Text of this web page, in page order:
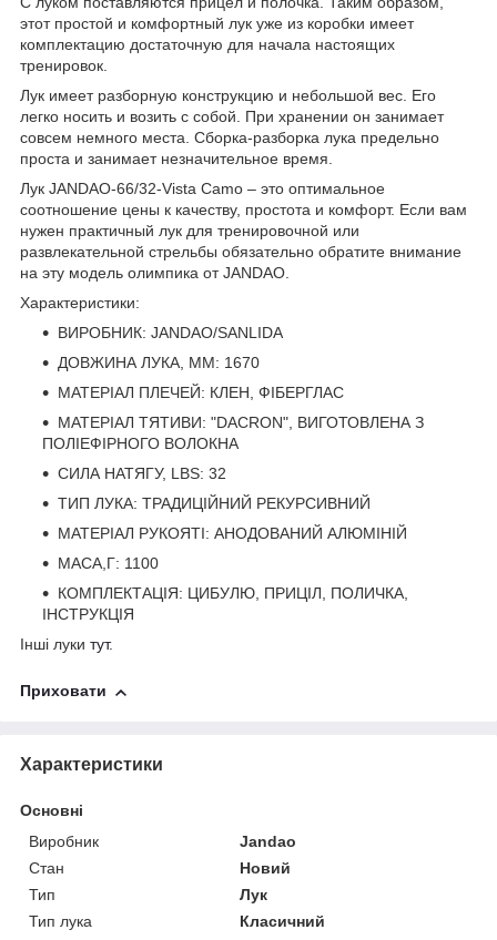
этот простой и комфортный лук уже из коробки имеет
комплектацию достаточную для начала настоящих
тренировок.
Лук имеет разборную конструкцию и небольшой вес. Его
легко носить и возить с собой. При хранении он занимает
совсем немного места. Сборка-разборка лука предельно
проста и занимает незначительное время.
Лук JANDAO-66/32-Vista Camo – это оптимальное
соотношение цены к качеству, простота и комфорт. Если вам
нужен практичный лук для тренировочной или
развлекательной стрельбы обязательно обратите внимание
на эту модель олимпика от JANDAO.
Характеристики:
ВИРОБНИК: JANDAO/SANLIDA
ДОВЖИНА ЛУКА, ММ: 1670
МАТЕРІАЛ ПЛЕЧЕЙ: КЛЕН, ФІБЕРГЛАС
МАТЕРІАЛ ТЯТИВИ: "DACRON", ВИГОТОВЛЕНА З
ПОЛІЕФІРНОГО ВОЛОКНА
СИЛА НАТЯГУ, LBS: 32
ТИП ЛУКА: ТРАДИЦІЙНИЙ РЕКУРСИВНИЙ
МАТЕРІАЛ РУКОЯТІ: АНОДОВАНИЙ АЛЮМІНІЙ
МАСА,Г: 1100
КОМПЛЕКТАЦІЯ: ЦИБУЛЮ, ПРИЦІЛ, ПОЛИЧКА,
ІНСТРУКЦІЯ
Інші луки тут.
Приховати
Характеристики
Основні
Виробник
Jandao
Стан
Новий
Тип
Лук
Тип лука
Класичний